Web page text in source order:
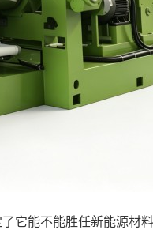
它能不能胜任新能源材料